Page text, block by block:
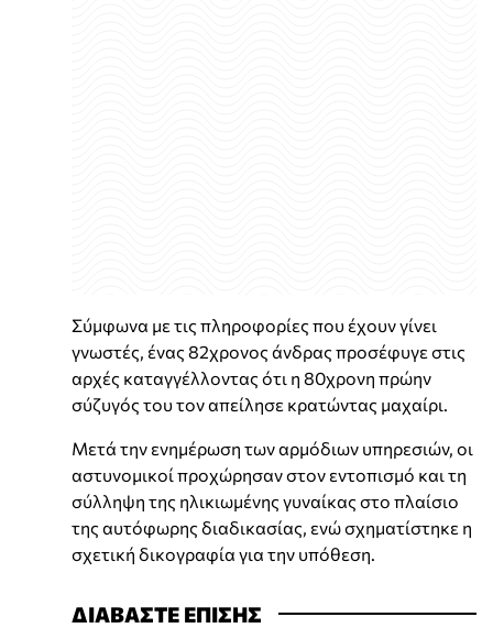
Σύμφωνα με τις πληροφορίες που έχουν γίνει
γνωστές, ένας 82χρονος άνδρας προσέφυγε στις
αρχές καταγγέλλοντας ότι η 80χρονη πρώην
σύζυγός του τον απείλησε κρατώντας μαχαίρι.
Μετά την ενημέρωση των αρμόδιων υπηρεσιών, οι
αστυνομικοί προχώρησαν στον εντοπισμό και τη
σύλληψη της ηλικιωμένης γυναίκας στο πλαίσιο
της αυτόφωρης διαδικασίας, ενώ σχηματίστηκε η
σχετική δικογραφία για την υπόθεση.
ΔΙΑΒΑΣΤΕ ΕΠΙΣΗΣ